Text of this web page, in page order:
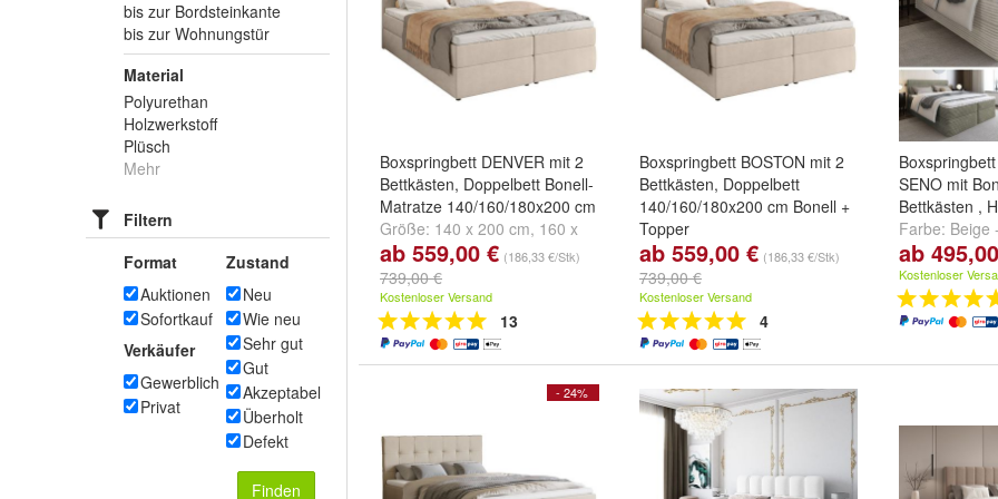
bis zur Bordsteinkante
bis zur Wohnungstür
Material
Polyurethan
Holzwerkstoff
Plüsch
Mehr
Filtern
Format
Auktionen
Sofortkauf
Verkäufer
Gewerblich
Privat
Zustand
Neu
Wie neu
Sehr gut
Gut
Akzeptabel
Überholt
Defekt
Finden
Boxspringbett DENVER mit 2
Bettkästen, Doppelbett Bonell-
Matratze 140/160/180x200 cm
Größe: 140 x 200 cm, 160 x
200 cmund180 x 200 cm
ab 559,00 € (186,33 €/Stk)
739,00 €
Kostenloser Versand
13
Boxspringbett BOSTON mit 2
Bettkästen, Doppelbett
140/160/180x200 cm Bonell +
Topper
Größe:140 x 200 cm ,160 x
200 cmund
ab 559,00 € (186,33 €/Stk)
739,00 €
Kostenloser Versand
4
Boxspringbett
SENO mit
Bettkästen ,
Farbe: Beige
Cappuccino -
Olivgrün -
weitere ...
ab
Kostenloser
- 24%